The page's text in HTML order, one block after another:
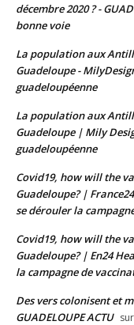
décembre 2020 ? -
bonne voie
La population aux
Guadeloupe -
guadeloupéenne
La population aux
Guadeloupe | Mily
guadeloupéenne
Covid19, how will the
Guadeloupe? |
se dérouler la
Covid19, how will the
Guadeloupe? | En24
la campagne de
Des vers colonisent et
GUADELOUPE ACTU sur